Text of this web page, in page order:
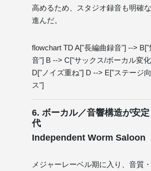
高めるため、スタジオ録音も明確
進んだ。
flowchart TD A["長編曲録音"] -->
音"] B --> C["サックス/ボーカル変
D["ノイズ重ね"] D --> E["ステージ
ス"]
6. ボーカル／音響構造が安
代
Independent Worm Saloon
メジャーレーベル期に入り、音質